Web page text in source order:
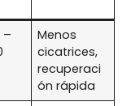
–
Menos
cicatrices,
recuperaci
ón rápida